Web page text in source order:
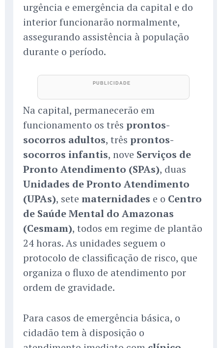
urgência e emergência da capital e do
interior funcionarão normalmente,
assegurando assistência à população
durante o período.
Na capital, permanecerão em
funcionamento os três prontos-
socorros adultos, três prontos-
socorros infantis, nove Serviços de
Pronto Atendimento (SPAs), duas
Unidades de Pronto Atendimento
(UPAs), sete maternidades e o Centro
de Saúde Mental do Amazonas
(Cesmam), todos em regime de plantão
24 horas. As unidades seguem o
protocolo de classificação de risco, que
organiza o fluxo de atendimento por
ordem de gravidade.
Para casos de emergência básica, o
cidadão tem à disposição o